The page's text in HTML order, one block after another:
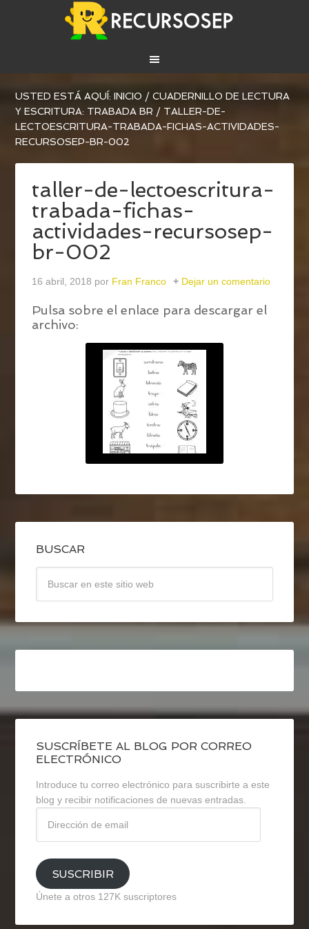
USTED ESTÁ AQUÍ:INICIO / CUADERNILLO DE LECTURA
Y ESCRITURA: TRABADA BR / TALLER-DE-
LECTOESCRITURA-TRABADA-FICHAS-ACTIVIDADES-
RECURSOSEP-BR-002
taller-de-lectoescritura-
trabada-fichas-
actividades-recursosep-
br-002
16 abril, 2018 por Fran Franco Dejar un comentario
Pulsa sobre el enlace para descargar el
archivo:
BUSCAR
SUSCRÍBETE AL BLOG POR CORREO
ELECTRÓNICO
Introduce tu correo electrónico para suscribirte a este
blog y recibir notificaciones de nuevas entradas.
email
SUSCRIBIR
Únete a otros 127K suscriptores